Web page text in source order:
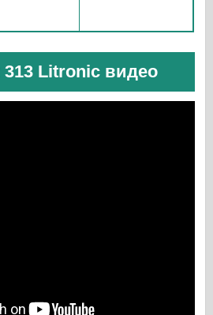
313 Litronic видео